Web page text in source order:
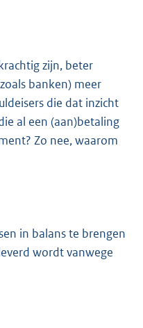
zijn, beter
banken) meer
die dat inzicht
al een (aan)betaling
Zo nee, waarom
in balans te brengen
wordt vanwege